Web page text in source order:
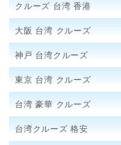
クルーズ 台湾 香港
大阪 台湾 クルーズ
神戸 台湾クルーズ
東京 台湾 クルーズ
台湾 豪華 クルーズ
台湾クルーズ 格安